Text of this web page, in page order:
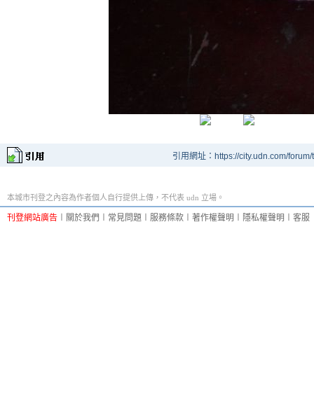
引用網址：https://city.udn.com/
本城市刊登之內容為作者個人自行提供上傳，不代表 udn 立場。
刊登網站廣告 關於我們 常見問題 服務條款 著作權聲明 隱私權聲明 客服